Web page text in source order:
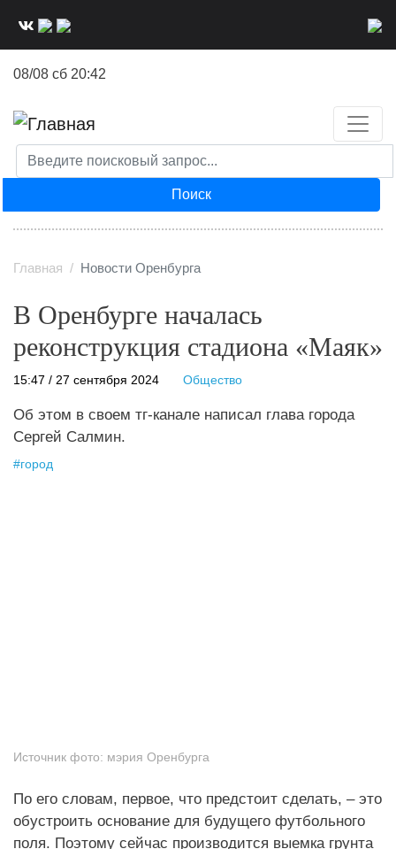
08/08 сб 20:42
Поиск
Главная Новости Оренбурга
В Оренбурге началась
реконструкция стадиона «Маяк»
15:47 / 27 сентября 2024 Общество
Об этом в своем тг-канале написал глава города
Сергей Салмин.
#город
Источник фото: мэрия Оренбурга
По его словам, первое, что предстоит сделать, – это
обустроить основание для будущего футбольного
поля. Поэтому сейчас производится выемка грунта